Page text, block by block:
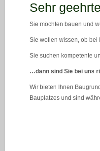
Sehr
Sie möchten bauen und
Sie wollen wissen, ob bei
Sie suchen kompetente
…dann sind Sie bei uns
Wir bieten Ihnen
Bauplatzes und sind